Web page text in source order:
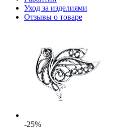
Уход за изделиями
Отзывы о товаре
-25%